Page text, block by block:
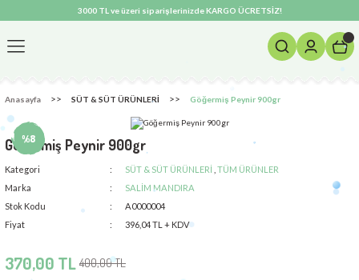
3000 TL ve üzeri siparişlerinizde KARGO ÜCRETSİZ!
Anasayfa SÜT & SÜT ÜRÜNLERİ Göğermiş Peynir 900gr
%8
Göğermiş Peynir 900gr
Kategori SÜT & SÜT ÜRÜNLERİ TÜM ÜRÜNLER
Marka
SALİM MANDIRA
Stok Kodu
A0000004
Fiyat
396,04 TL + KDV
370,00 TL 400,00 TL